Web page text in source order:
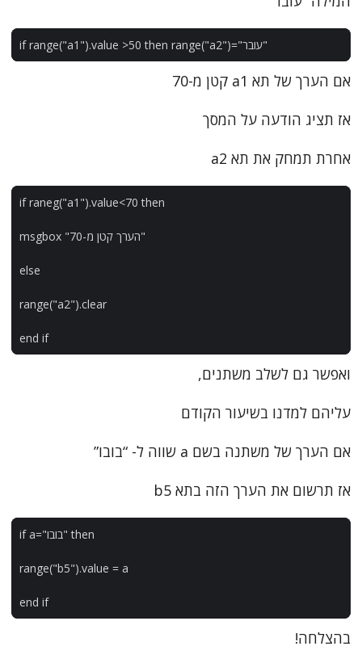
if range("a1").value >50 then range("a2")= "עובר"
אם הערך של תא a1 קטן מ-70
אז תציג הודעה על המסך
אחרת תמחק את תא a2
if raneg("a1").value<70 then
msgbox "הערך קטן מ-70"
else
range("a2").clear
end if
ואפשר גם לשלב משתנים,
עליהם למדנו בשיעור הקודם
אם הערך של משתנה בשם a שווה ל- “בובו”
אז תרשום את הערך הזה בתא b5
if a= "בובו" then
range("b5").value = a
end if
בהצלחה!